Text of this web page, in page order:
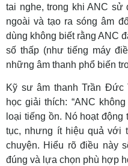
tai nghe, trong khi ANC sử
ngoài và tạo ra sóng âm
dùng không biết rằng ANC
số thấp (như tiếng máy
những âm thanh phổ biến
Kỹ sư âm thanh Trần
học giải thích: “ANC
loại tiếng ồn. Nó hoạt
tục, nhưng ít hiệu quả với
chuyện. Hiểu rõ điều này
đúng và lựa chọn phù hợp